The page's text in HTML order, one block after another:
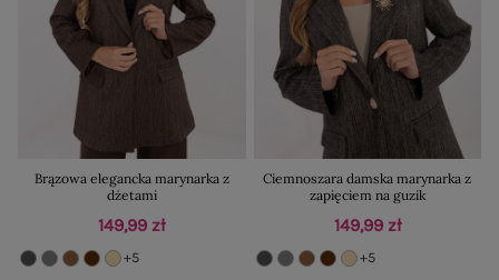
Brązowa elegancka marynarka z
dżetami
149,99 zł
+5
Ciemnoszara damska marynarka z
zapięciem na guzik
149,99 zł
+5